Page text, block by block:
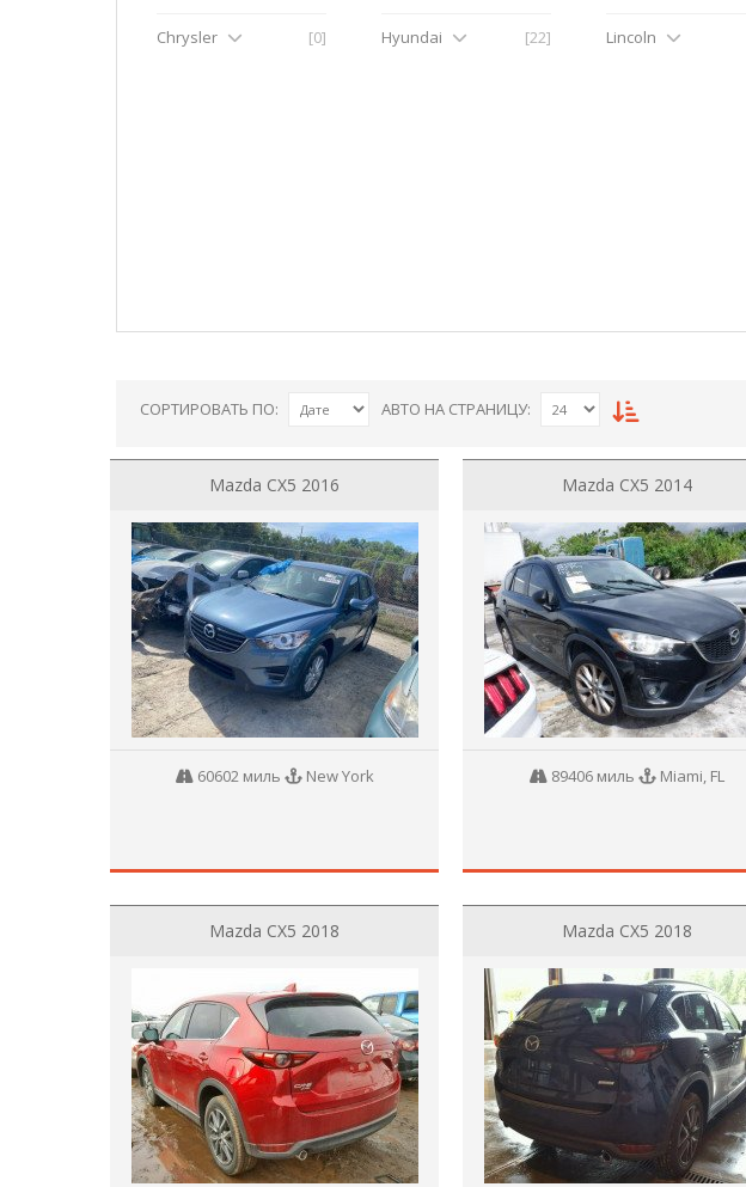
Chrysler [0] Hyundai [22] Lincoln
СОРТИРОВАТЬ ПО: АВТО НА СТРАНИЦУ:
Mazda CX5 2016
60602 миль New York
Mazda CX5 2014
89406 миль Miami, FL
Mazda CX5 2018 Mazda CX5 2018